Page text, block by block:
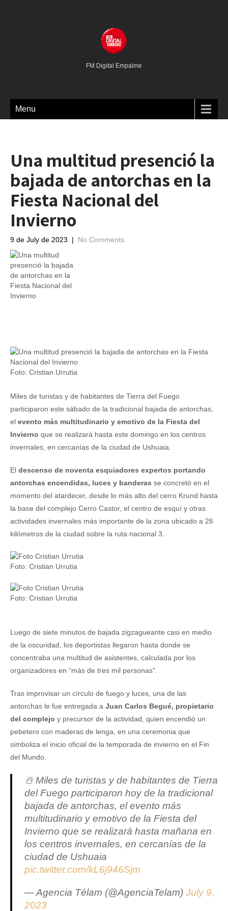
FM Digital Empalme
Menu
Una multitud presenció la
bajada de antorchas en la
Fiesta Nacional del
Invierno
9 de July de 2023 | No Comments
Foto: Cristian Urrutia
Miles de turistas y de habitantes de Tierra del Fuego
participaron este sábado de la tradicional bajada de antorchas,
el evento más multitudinario y emotivo de la Fiesta del
Invierno que se realizará hasta este domingo en los centros
invernales, en cercanías de la ciudad de Ushuaia.
El descenso de noventa esquiadores expertos portando
antorchas encendidas, luces y banderas se concretó en el
momento del atardecer, desde lo más alto del cerro Krund hasta
la base del complejo Cerro Castor, el centro de esquí y otras
actividades invernales más importante de la zona ubicado a 26
kilómetros de la ciudad sobre la ruta nacional 3.
Foto: Cristian Urrutia
Foto: Cristian Urrutia
Luego de siete minutos de bajada zigzagueante casi en medio
de la oscuridad, los deportistas llegaron hasta donde se
concentraba una multitud de asistentes, calculada por los
organizadores en “más de tres mil personas”.
Tras improvisar un círculo de fuego y luces, una de las
antorchas le fue entregada a Juan Carlos Begué, propietario
del complejo y precursor de la actividad, quien encendió un
pebetero con maderas de lenga, en una ceremonia que
simboliza el inicio oficial de la temporada de invierno en el Fin
del Mundo.
☃️ Miles de turistas y de habitantes de Tierra
del Fuego participaron hoy de la tradicional
bajada de antorchas, el evento más
multitudinario y emotivo de la Fiesta del
Invierno que se realizará hasta mañana en
los centros invernales, en cercanías de la
ciudad de Ushuaia
pic.twitter.com/kL6j946Sjm
— Agencia Télam (@AgenciaTelam) July 9,
2023